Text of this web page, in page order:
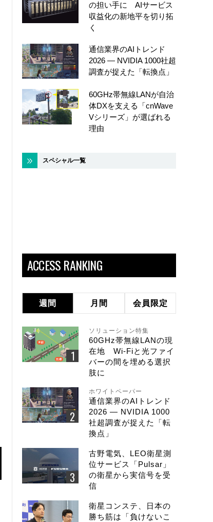
の担い手に AIサービス
収益化の新地平を切り拓
く
通信業界のAIトレンド
2026 ― NVIDIA 1000社超
調査が捉えた「転換点」
60GHz帯無線LANが自治
体DXを支える「cnWave
Vシリーズ」が選ばれる
理由
スペシャル一覧
ACCESS RANKING
週間 月間 会員限定
ソリューション特集
60GHz帯無線LANの現
在地 Wi-Fiと光ファイ
バーの間を埋める選択
肢に
ホワイトペーパー
通信業界のAIトレンド
2026 ― NVIDIA 1000
社超調査が捉えた「転
換点」
古野電気、LEO衛星測
位サービス「Pulsar」
の衛星から実信号を受
信
衛星コンステ、日本の
勝ち筋は「負けないこ